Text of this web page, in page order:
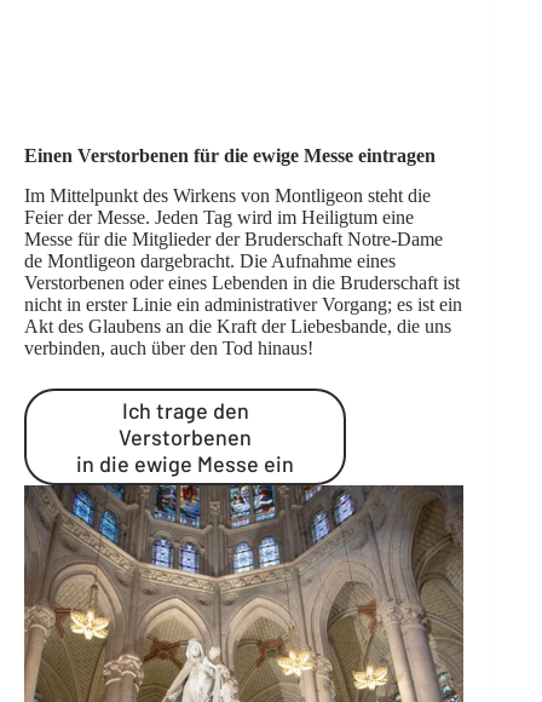
Einen Verstorbenen für die ewige Messe eintragen
Im Mittelpunkt des Wirkens von Montligeon steht die
Feier der Messe. Jeden Tag wird im Heiligtum eine
Messe für die Mitglieder der Bruderschaft Notre-Dame
de Montligeon dargebracht. Die Aufnahme eines
Verstorbenen oder eines Lebenden in die Bruderschaft ist
nicht in erster Linie ein administrativer Vorgang; es ist ein
Akt des Glaubens an die Kraft der Liebesbande, die uns
verbinden, auch über den Tod hinaus!
Ich trage den
Verstorbenen
in die ewige Messe ein